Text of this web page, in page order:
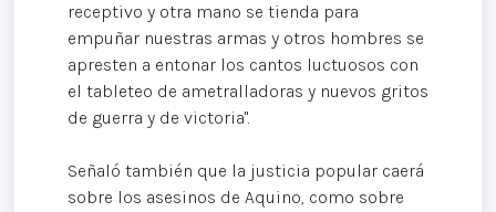
receptivo y otra mano se tienda para
empuñar nuestras armas y otros hombres se
apresten a entonar los cantos luctuosos con
el tableteo de ametralladoras y nuevos gritos
de guerra y de victoria".
Señaló también que la justicia popular caerá
sobre los asesinos de Aquino, como sobre